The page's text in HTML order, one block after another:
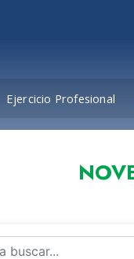
Ejercicio Profesional